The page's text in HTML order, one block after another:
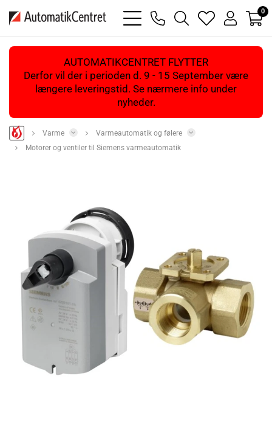
bars
light
phone
magnifying
glass
heart
light
user
light
0
AUTOMATIKCENTRET FLYTTER
Derfor vil der i perioden d. 9 - 15 September være
længere leveringstid. Se nærmere info under
nyheder.
Varme
Varmeautomatik og følere
Motorer og ventiler til Siemens varmeautomatik